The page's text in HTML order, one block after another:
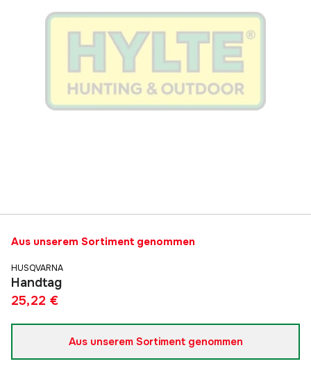
Aus unserem Sortiment genommen
HUSQVARNA
Handtag
25,22 €
Aus unserem Sortiment genommen